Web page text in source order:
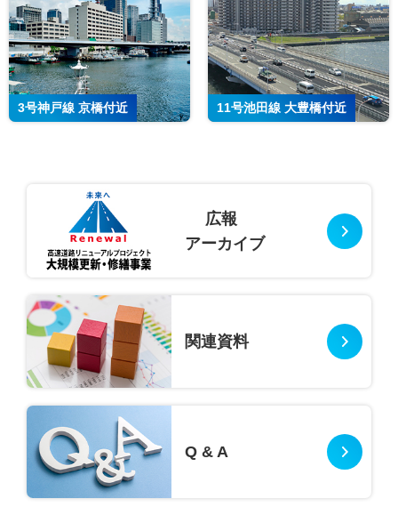
3号神戸線 京橋付近 11号池田線 大豊橋付近
広報
アーカイブ
関連資料
Q & A